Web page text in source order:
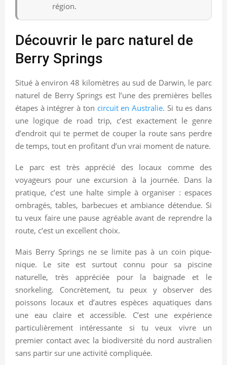
région.
Découvrir le parc naturel de
Berry Springs
Situé à environ 48 kilomètres au sud de Darwin, le parc
naturel de Berry Springs est l’une des premières belles
étapes à intégrer à ton circuit en Australie. Si tu es dans
une logique de road trip, c’est exactement le genre
d’endroit qui te permet de couper la route sans perdre
de temps, tout en profitant d’un vrai moment de nature.
Le parc est très apprécié des locaux comme des
voyageurs pour une excursion à la journée. Dans la
pratique, c’est une halte simple à organiser : espaces
ombragés, tables, barbecues et ambiance détendue. Si
tu veux faire une pause agréable avant de reprendre la
route, c’est un excellent choix.
Mais Berry Springs ne se limite pas à un coin pique-
nique. Le site est surtout connu pour sa piscine
naturelle, très appréciée pour la baignade et le
snorkeling. Concrètement, tu peux y observer des
poissons locaux et d’autres espèces aquatiques dans
une eau claire et accessible. C’est une expérience
particulièrement intéressante si tu veux vivre un
premier contact avec la biodiversité du nord australien
sans partir sur une activité compliquée.